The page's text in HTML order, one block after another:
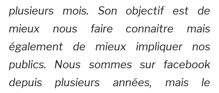
plusieurs mois. Son objectif est de
mieux nous faire connaitre mais
également de mieux impliquer nos
publics. Nous sommes sur facebook
depuis plusieurs années, mais le